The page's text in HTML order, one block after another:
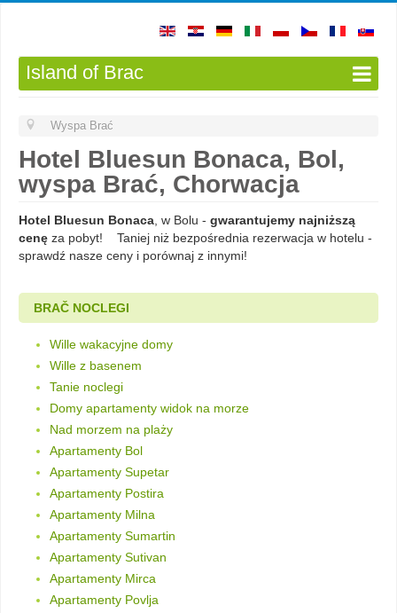
Island of Brac
Wyspa Brać
Hotel Bluesun Bonaca, Bol,
wyspa Brać, Chorwacja
Hotel Bluesun Bonaca , w Bolu - gwarantujemy najniższą
cenę za pobyt! Taniej niż bezpośrednia rezerwacja w hotelu -
sprawdź nasze ceny i porównaj z innymi!
BRAČ NOCLEGI
Wille wakacyjne domy
Wille z basenem
Tanie noclegi
Domy apartamenty widok na morze
Nad morzem na plaży
Apartamenty Bol
Apartamenty Supetar
Apartamenty Postira
Apartamenty Milna
Apartamenty Sumartin
Apartamenty Sutivan
Apartamenty Mirca
Apartamenty Povlja